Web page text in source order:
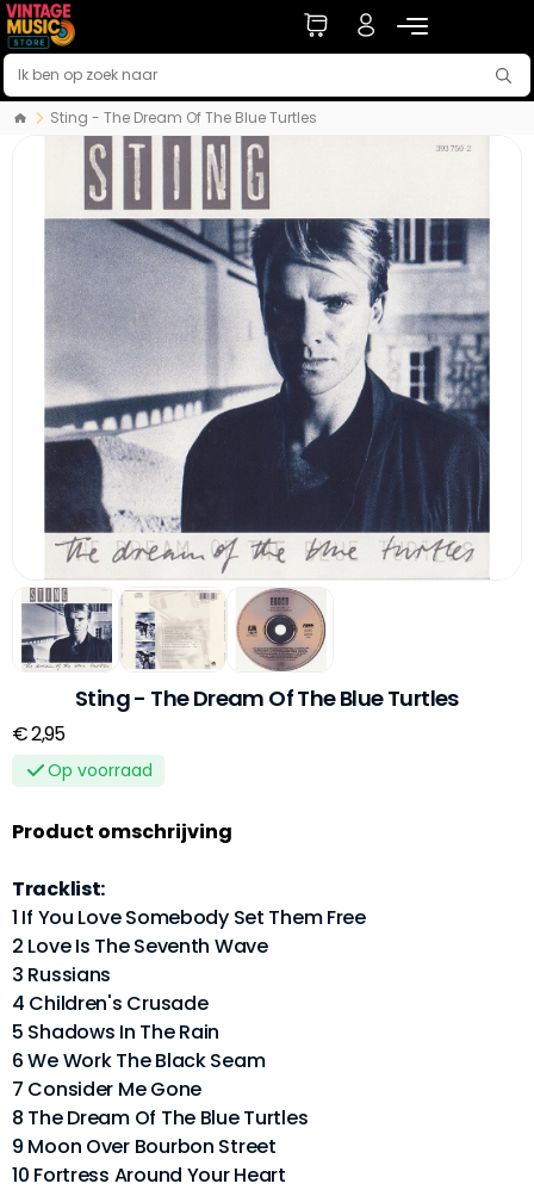
Sting - The Dream Of The Blue Turtles
Sting - The Dream Of The Blue Turtles
€ 2,95
Op voorraad
Product omschrijving
Tracklist:
1 If You Love Somebody Set Them Free
2 Love Is The Seventh Wave
3 Russians
4 Children's Crusade
5 Shadows In The Rain
6 We Work The Black Seam
7 Consider Me Gone
8 The Dream Of The Blue Turtles
9 Moon Over Bourbon Street
10 Fortress Around Your Heart